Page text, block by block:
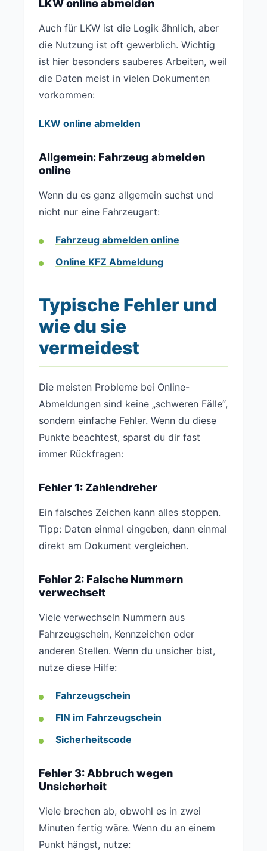
LKW online abmelden
Auch für LKW ist die Logik ähnlich, aber
die Nutzung ist oft gewerblich. Wichtig
ist hier besonders sauberes Arbeiten, weil
die Daten meist in vielen Dokumenten
vorkommen:
LKW online abmelden
Allgemein: Fahrzeug abmelden
online
Wenn du es ganz allgemein suchst und
nicht nur eine Fahrzeugart:
Fahrzeug abmelden online
Online KFZ Abmeldung
Typische Fehler und
wie du sie
vermeidest
Die meisten Probleme bei Online-
Abmeldungen sind keine „schweren Fälle“,
sondern einfache Fehler. Wenn du diese
Punkte beachtest, sparst du dir fast
immer Rückfragen:
Fehler 1: Zahlendreher
Ein falsches Zeichen kann alles stoppen.
Tipp: Daten einmal eingeben, dann einmal
direkt am Dokument vergleichen.
Fehler 2: Falsche Nummern
verwechselt
Viele verwechseln Nummern aus
Fahrzeugschein, Kennzeichen oder
anderen Stellen. Wenn du unsicher bist,
nutze diese Hilfe:
Fahrzeugschein
FIN im Fahrzeugschein
Sicherheitscode
Fehler 3: Abbruch wegen
Unsicherheit
Viele brechen ab, obwohl es in zwei
Minuten fertig wäre. Wenn du an einem
Punkt hängst, nutze: